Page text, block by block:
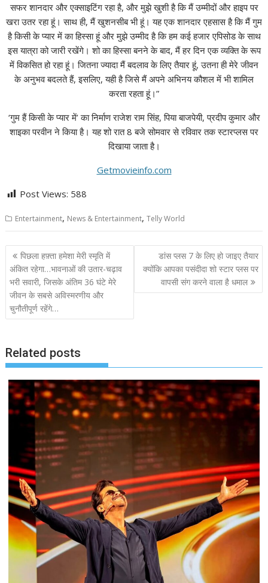
सफर शानदार और एक्साइटिंग रहा है, और मुझे खुशी है कि मैं उम्मीदों और हाइप पर
खरा उतर रहा हूं। साथ ही, मैं खुशनसीब भी हूं। यह एक शानदार एहसास है कि मैं गुम
है किसी के प्यार में का हिस्सा हूं और मुझे उम्मीद है कि हम कई हजार एपिसोड के साथ
इस यात्रा को जारी रखेंगे। शो का हिस्सा बनने के बाद, मैं हर दिन एक व्यक्ति के रूप
में विकसित हो रहा हूं। जितना ज्यादा मैं बदलाव के लिए तैयार हूं, उतना ही मेरे जीवन
के अनुभव बदलते हैं, इसलिए, यही है जिसे मैं अपने अभिनय कौशल में भी शामिल
करता रहता हूं।”
‘गुम हैं किसी के प्यार में’ का निर्माण राजेश राम सिंह, पिया बाजपेयी, प्रदीप कुमार और
शाइका परवीन ने किया है। यह शो रात 8 बजे सोमवार से रविवार तक स्टारप्लस पर
दिखाया जाता है।
Getmovieinfo.com
Post Views: 588
Entertainment, News & Entertainment,Telly World
Post
navigation
पिछला हफ़्ता हमेशा मेरी स्मृति में
अंकित रहेगा…भावनाओं की उतार-चढ़ाव
भरी सवारी, जिसके अंतिम 36 घंटे मेरे
जीवन के सबसे अविस्मरणीय और
चुनौतीपूर्ण रहेंगे…
डांस प्लस 7 के लिए हो जाइए तैयार
क्योंकि आपका पसंदीदा शो स्टार प्लस पर
वापसी संग करने वाला है धमाल
Related posts